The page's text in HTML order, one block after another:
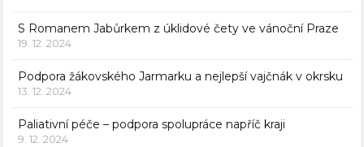
S Romanem Jabůrkem z úklidové čety ve vánoční Praze
19. 12. 2024
Podpora žákovského Jarmarku a nejlepší vajčnák v okrsku
13. 12. 2024
Paliativní péče – podpora spolupráce napříč kraji
9. 12. 2024